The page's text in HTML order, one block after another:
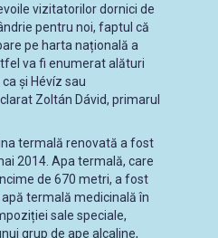
vizitatorilor dornici de
pentru noi, faptul că
pe harta națională a
va fi enumerat alături
și Hévíz sau
Zoltán Dávid, primarul
termală renovată a fost
2014. Apa termală, care
de 670 metri, a fost
termală medicinală în
sale speciale,
grup de ape alcaline,